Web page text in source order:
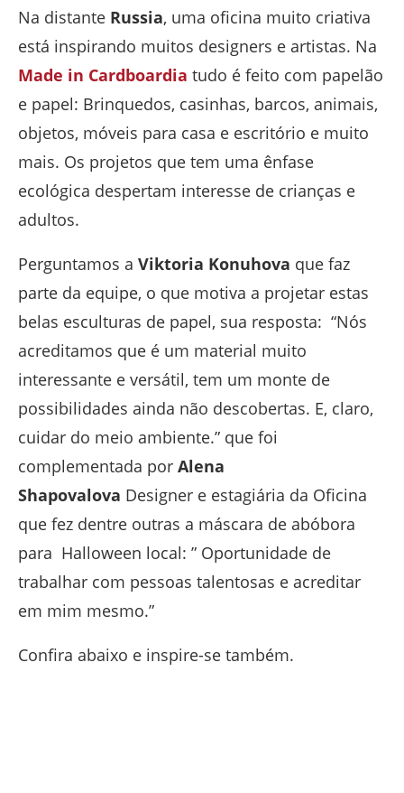
Na distante Russia, uma oficina muito criativa
está inspirando muitos designers e artistas. Na
Made in Cardboardia tudo é feito com papelão
e papel: Brinquedos, casinhas, barcos, animais,
objetos, móveis para casa e escritório e muito
mais. Os projetos que tem uma ênfase
ecológica despertam interesse de crianças e
adultos.
Perguntamos a Viktoria Konuhova que faz
parte da equipe, o que motiva a projetar estas
belas esculturas de papel, sua resposta: “Nós
acreditamos que é um material muito
interessante e versátil, tem um monte de
possibilidades ainda não descobertas. E, claro,
cuidar do meio ambiente.” que foi
complementada por Alena
Shapovalova Designer e estagiária da Oficina
que fez dentre outras a máscara de abóbora
para Halloween local: ” Oportunidade de
trabalhar com pessoas talentosas e acreditar
em mim mesmo.”
Confira abaixo e inspire-se também.